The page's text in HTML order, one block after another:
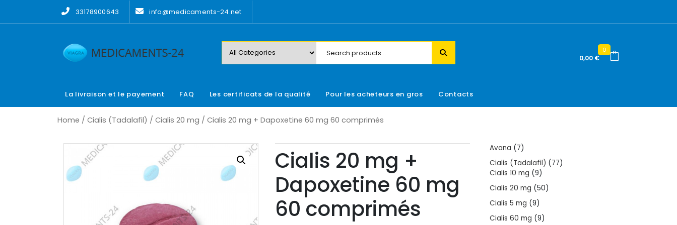
33178900643 info@medicaments-24.net
0,00 €
0
La livraison et le payement FAQ Les certificats de la qualité Pour les acheteurs en gros Contacts
Home / Cialis (Tadalafil) / Cialis 20 mg / Cialis 20 mg + Dapoxetine 60 mg 60 comprimés
Cialis 20 mg +
Dapoxetine 60 mg
60 comprimés
Avana 77
products
Cialis (Tadalafil) 7777
Cialis 10 mg 99
products
Cialis 20 mg 5050
Cialis 5 mg 99
products
Cialis 60 mg 99